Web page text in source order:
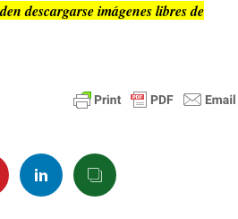
descargarse imágenes libres de